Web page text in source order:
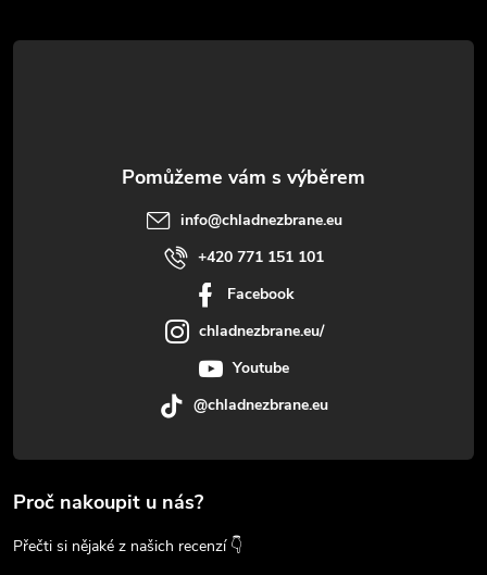
info@chladnezbrane.eu
+420 771 151 101
Facebook
chladnezbrane.eu/
Youtube
@chladnezbrane.eu
Proč nakoupit u nás?
Přečti si nějaké z našich recenzí 👇